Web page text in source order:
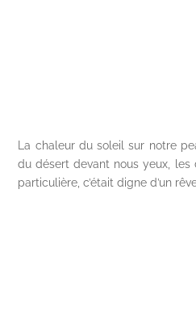
La chaleur du soleil sur notre
du désert devant nous yeux,
particulière, c’était digne d’un